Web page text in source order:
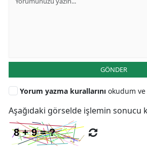
GÖNDER
Yorum yazma kurallarını okudum
Aşağıdaki görselde işlemin sonucu